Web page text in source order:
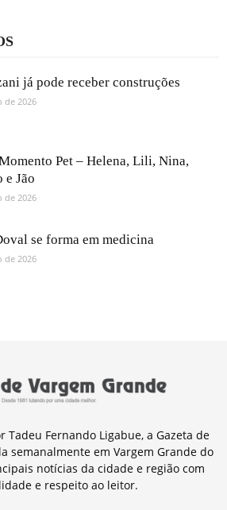
já pode receber construções
de 2026
Pet – Helena, Lili, Nina,
e Jão
de 2026
se forma em medicina
de 2026
Tadeu Fernando Ligabue, a Gazeta de
semanalmente em Vargem Grande do
notícias da cidade e região com
e respeito ao leitor.